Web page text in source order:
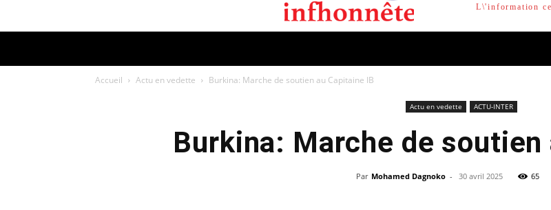
L\'information
Accueil Actu en vedette Burkina: Marche de soutien au Capitaine IB
Actu en vedette ACTU-INTER
Burkina: Marche de soutien
Par Mohamed Dagnoko - 30 avril 2025 65